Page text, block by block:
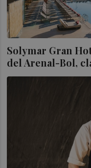
Solymar Gran
del Arenal-Bol,